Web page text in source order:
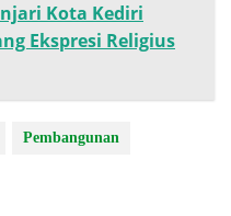
Kota Kediri
Ekspresi Religius
Pembangunan